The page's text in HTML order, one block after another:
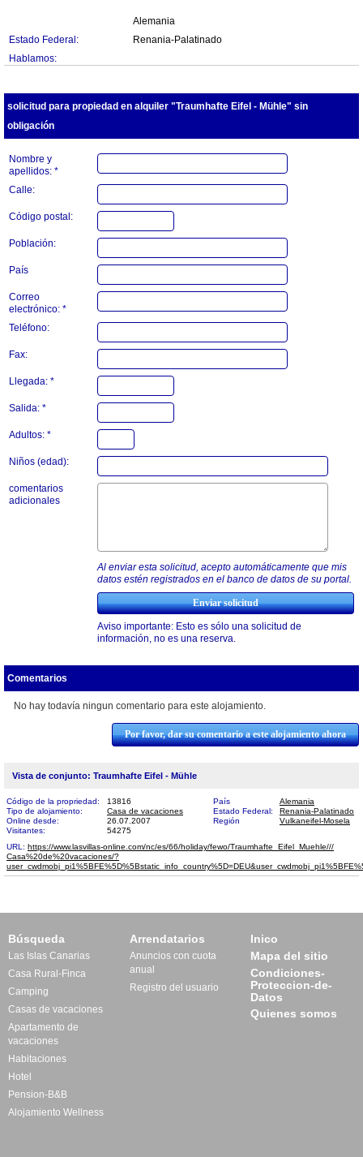
Alemania
Estado Federal:
Renania-Palatinado
Hablamos:
solicitud para propiedad en alquiler "Traumhafte Eifel - Mühle" sin
obligación
Nombre y
apellidos: *
Calle:
Código postal:
Población:
País
Correo
electrónico: *
Teléfono:
Fax:
Llegada: *
Salida: *
Adultos: *
Niños (edad):
comentarios
adicionales
Al enviar esta solicitud, acepto automáticamente que mis
datos estén registrados en el banco de datos de su portal.
Aviso importante: Esto es sólo una solicitud de
información, no es una reserva.
Comentarios
No hay todavía ningun comentario para este alojamiento.
Por favor, dar su comentario a este alojamiento ahora
Vista de conjunto: Traumhafte Eifel - Mühle
Código de la propriedad: 13816 País
Alemania
Tipo de alojamiento:
Casa de vacaciones Estado Federal:
Renania-Palatinado
Online desde:
26.07.2007 Región
Vulkaneifel-Mosela
Visitantes:
54275
URL: https://www.lasvillas-online.com/nc/es/66/holiday/fewo/Traumhafte_Eifel_Muehle///​
Casa%20de%20vacaciones/?
Búsqueda
Las Islas Canarias
Casa Rural-Finca
Camping
Casas de vacaciones
Apartamento de
vacaciones
Habitaciones
Hotel
Pension-B&B
Alojamiento Wellness
Arrendatarios
Anuncios con cuota
anual
Registro del usuario
Inico
Mapa del sitio
Condiciones-
Proteccion-de-
Datos
Quienes somos